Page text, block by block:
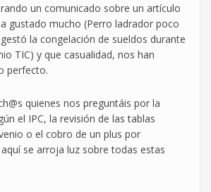
un comunicado sobre un artículo
gustado mucho (Perro ladrador poco
la congelación de sueldos durante
TIC) y que casualidad, nos han
perfecto.
quienes nos preguntáis por la
el IPC, la revisión de las tablas
o el cobro de un plus por
se arroja luz sobre todas estas